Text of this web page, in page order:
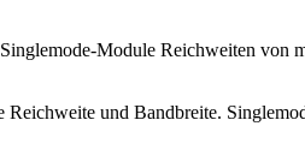
Module Reichweiten von
und Bandbreite.